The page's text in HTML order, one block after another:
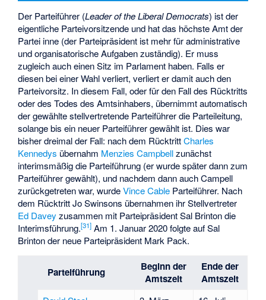
Der Parteiführer (Leader of the Liberal Democrats) ist der
eigentliche Parteivorsitzende und hat das höchste Amt der
Partei inne (der Parteipräsident ist mehr für administrative
und organisatorische Aufgaben zuständig). Er muss
zugleich auch einen Sitz im Parlament haben. Falls er
diesen bei einer Wahl verliert, verliert er damit auch den
Parteivorsitz. In diesem Fall, oder für den Fall des Rücktritts
oder des Todes des Amtsinhabers, übernimmt automatisch
der gewählte stellvertretende Parteiführer die Parteileitung,
solange bis ein neuer Parteiführer gewählt ist. Dies war
bisher dreimal der Fall: nach dem RücktrittCharles
Kennedys übernahm Menzies Campbellzunächst
interimsmäßig die Parteiführung (er wurde später dann zum
Parteiführer gewählt), und nachdem dann auch Campell
zurückgetreten war, wurdeVince Cable Parteiführer. Nach
dem Rücktritt Jo Swinsons übernahmen ihr Stellvertreter
Ed Davey zusammen mit ParteipräsidentSal Brintondie
Interimsführung.[31] Am 1. Januar 2020 folgte auf Sal
Brinton der neue Parteipräsident Mark Pack.
Parteiführung
Beginn der
Amtszeit
Ende der
Amtszeit